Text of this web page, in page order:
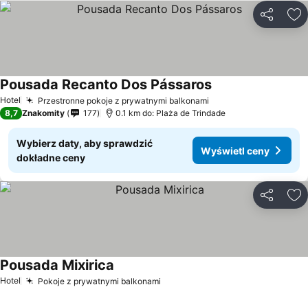
Hotel Przestronne pokoje z prywatnymi balkonami
Pousada Recanto Dos PássarosWyświetl ceny
8,7 Znakomity 177 0.1 km do: Plaża de Trindade
Wybierz daty, aby sprawdzić
dokładne ceny
Wyświetl ceny
Hotel Pokoje z prywatnymi balkonami
Pousada Mixirica